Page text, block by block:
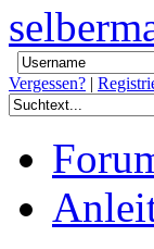
Vergessen? |